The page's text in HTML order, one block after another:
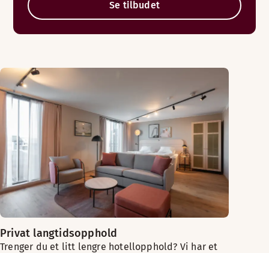
Se tilbudet
Privat langtidsopphold
Trenger du et litt lengre hotellopphold? Vi har et